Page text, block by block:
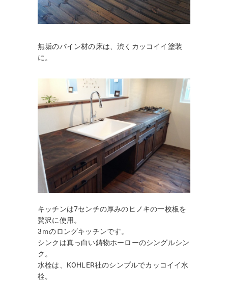
無垢のパイン材の床は、渋くカッコイイ塗装
に。
キッチンは7センチの厚みのヒノキの一枚板を
贅沢に使用。
3ｍのロングキッチンです。
シンクは真っ白い鋳物ホーローのシングルシン
ク。
水栓は、KOHLER社のシンプルでカッコイイ水
栓。